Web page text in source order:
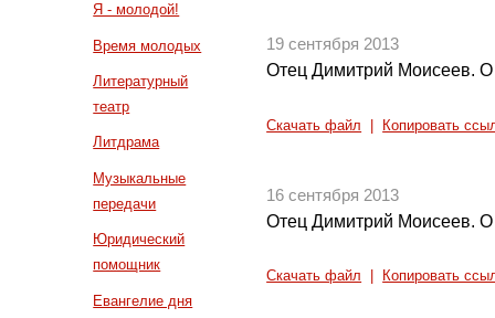
Я - молодой!
Время молодых
Литературный
театр
Литдрама
Музыкальные
передачи
Юридический
помощник
Евангелие дня
19 сентября 2013
Отец Димитрий Моисеев. О
Скачать файл Копировать
16 сентября 2013
Отец Димитрий Моисеев. О
Скачать файл Копировать